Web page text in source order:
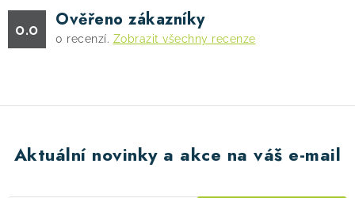
0.0 Ověřeno zákazníky
0 recenzí. Zobrazit všechny recenze
Aktuální novinky a akce na váš e-mail